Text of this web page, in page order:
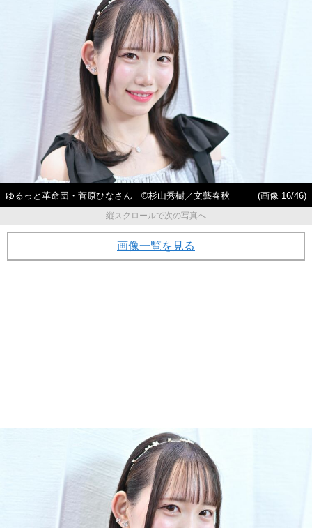
ゆるっと革命団・菅原ひなさん ©杉山秀樹／文藝春秋
(画像 16/46)
縦スクロールで次の写真へ
画像一覧を見る